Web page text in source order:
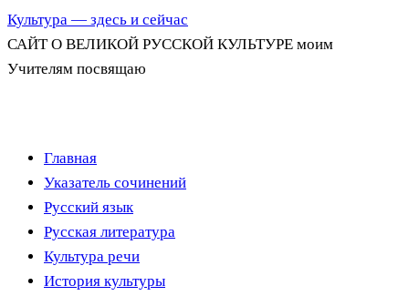
Культура — здесь и сейчас
САЙТ О ВЕЛИКОЙ РУССКОЙ КУЛЬТУРЕ моим
Учителям посвящаю
Перейти
содержимому
Главная
Указатель сочинений
Русский язык
Русская литература
Культура речи
История культуры